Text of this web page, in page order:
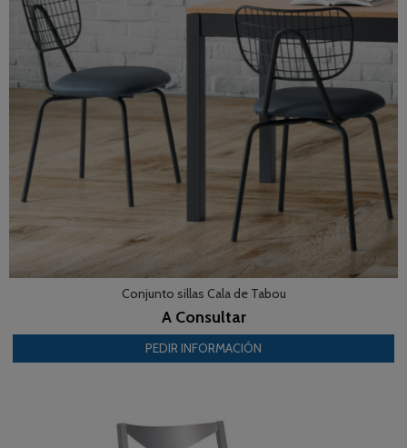
Conjunto sillas Cala de Tabou
A Consultar
PEDIR INFORMACIÓN